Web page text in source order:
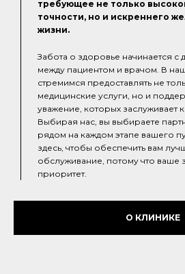
требующее не только
точности, но и искреннего
жизни.
Забота о здоровье начинается
между пациентом и врачом. В
стремимся предоставлять не
медицинские услуги, но и
уважение, которых заслуживает
Выбирая нас, вы выбираете
рядом на каждом этапе вашего
здесь, чтобы обеспечить вам
обслуживание, потому что ваше
приоритет.
О КЛИНИКЕ